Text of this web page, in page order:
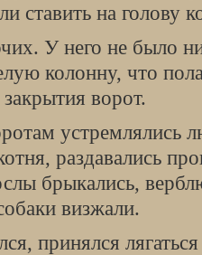
ставить на голову
У него не было
колонну, что
ворот.
устремлялись
раздавались
брыкались,
визжали.
принялся